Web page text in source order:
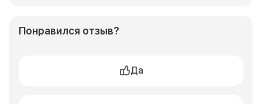
Понравился отзыв?
Да